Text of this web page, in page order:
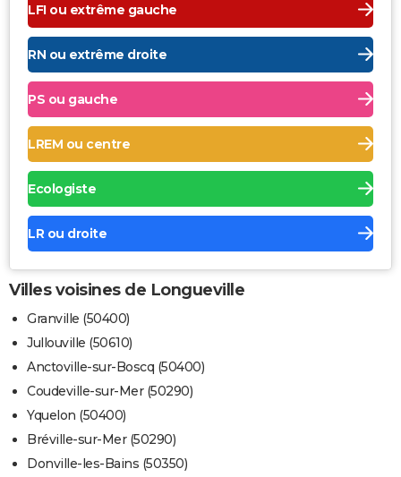
LFI ou extrême gauche
RN ou extrême droite
PS ou gauche
LREM ou centre
Ecologiste
LR ou droite
Villes voisines de Longueville
Granville (50400)
Jullouville (50610)
Anctoville-sur-Boscq (50400)
Coudeville-sur-Mer (50290)
Yquelon (50400)
Bréville-sur-Mer (50290)
Donville-les-Bains (50350)